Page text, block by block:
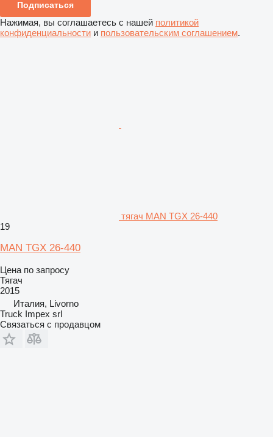
Подписаться
Нажимая, вы соглашаетесь с нашей политикой
конфиденциальности и пользовательским соглашением.
тягач MAN TGX 26-440
19
MAN TGX 26-440
Цена по запросу
Тягач
2015
Италия, Livorno
Truck Impex srl
Связаться с продавцом